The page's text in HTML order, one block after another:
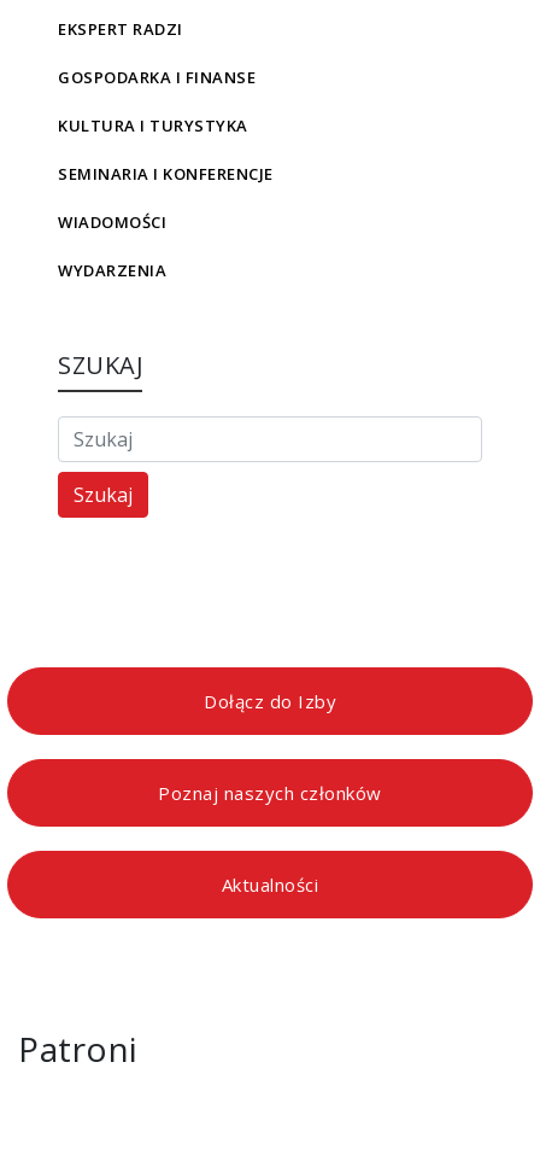
EKSPERT RADZI
GOSPODARKA I FINANSE
KULTURA I TURYSTYKA
SEMINARIA I KONFERENCJE
WIADOMOŚCI
WYDARZENIA
SZUKAJ
Szukaj
Dołącz do Izby
Poznaj naszych członków
Aktualności
Patroni